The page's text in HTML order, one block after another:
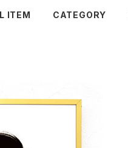
ITEM CATEGORY